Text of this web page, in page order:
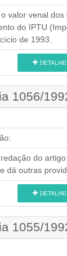
valor venal
do IPTU
de 1993.
1056/
do
dá outras
1055/